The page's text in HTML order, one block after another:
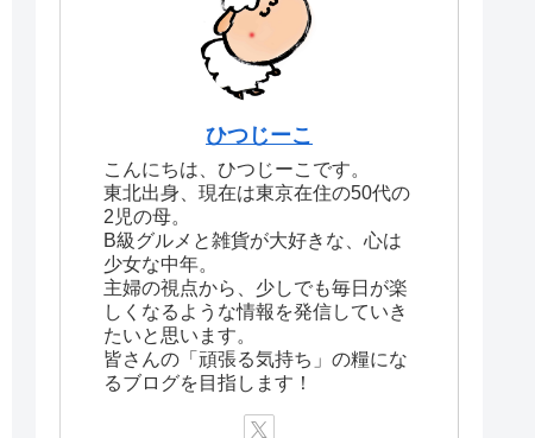
ひつじーこ
こんにちは、ひつじーこです。
東北出身、現在は東京在住の50代の
2児の母。
B級グルメと雑貨が大好きな、心は
少女な中年。
主婦の視点から、少しでも毎日が楽
しくなるような情報を発信していき
たいと思います。
皆さんの「頑張る気持ち」の糧にな
るブログを目指します！